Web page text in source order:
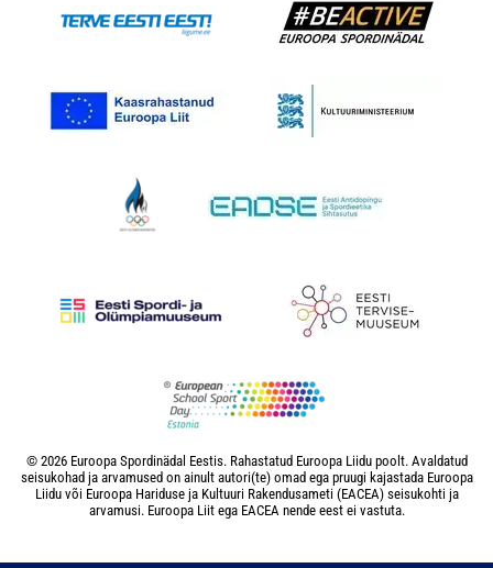
© 2026 Euroopa Spordinädal Eestis. Rahastatud Euroopa Liidu poolt. Avaldatud
seisukohad ja arvamused on ainult autori(te) omad ega pruugi kajastada Euroopa
Liidu või Euroopa Hariduse ja Kultuuri Rakendusameti (EACEA) seisukohti ja
arvamusi. Euroopa Liit ega EACEA nende eest ei vastuta.